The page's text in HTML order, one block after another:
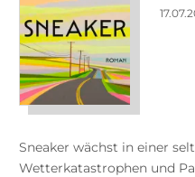
Sneaker wächst in einer
Wetterkatastrophen und